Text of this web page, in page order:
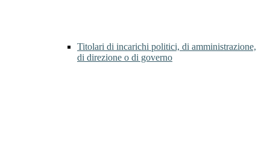
Titolari di incarichi politici, di amministrazione,
di direzione o di governo